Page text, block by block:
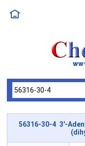
56316-30-4 3'-